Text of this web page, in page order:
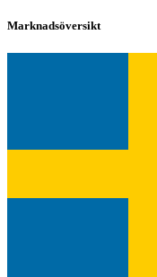
Marknadsöversikt